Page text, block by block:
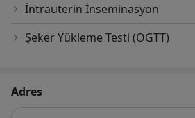
İntrauterin İnseminasyon
Şeker Yükleme Testi (OGTT)
Adres